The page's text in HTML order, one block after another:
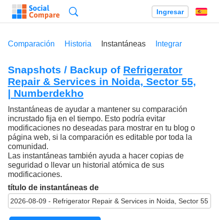
Ingresar
Comparación Historia Instantáneas Integrar
Snapshots / Backup of Refrigerator
Repair & Services in Noida, Sector 55,
| Numberdekho
Instantáneas de ayudar a mantener su comparación
incrustado fija en el tiempo. Esto podría evitar
modificaciones no deseadas para mostrar en tu blog o
página web, si la comparación es editable por toda la
comunidad.
Las instantáneas también ayuda a hacer copias de
seguridad o llevar un historial atómica de sus
modificaciones.
título de instantáneas de